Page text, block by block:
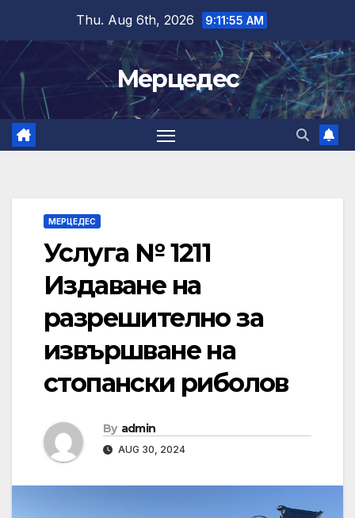
content
Thu. Aug 6th, 2026 9:11:56 AM
Мерцедес
МЕРЦЕДЕС
Услуга № 1211
Издаване на
разрешително за
извършване на
стопански риболов
By admin
AUG 30, 2024